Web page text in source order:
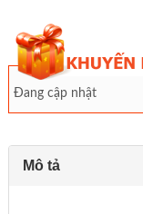
Đang cập nhật
Mô tả